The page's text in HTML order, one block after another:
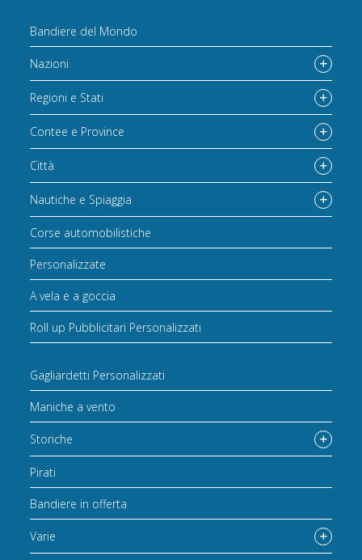
Bandiere del Mondo
Nazioni
Regioni e Stati
Contee e Province
Città
Nautiche e Spiaggia
Corse automobilistiche
Personalizzate
A vela e a goccia
Roll up Pubblicitari Personalizzati
Gagliardetti Personalizzati
Maniche a vento
Storiche
Pirati
Bandiere in offerta
Varie